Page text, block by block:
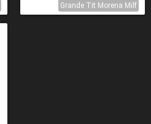
Grande Tit Morena Milf